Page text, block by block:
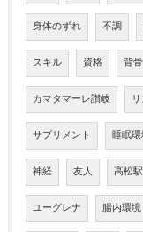
身体のずれ 不調
スキル 資格 背骨
カマタマーレ讃岐
サプリメント 睡眠
神経 友人 高松駅
ユーグレナ 腸内環境